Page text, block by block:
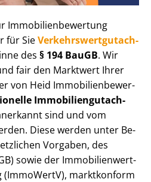
Im­mo­bi­li­en­be­wer­tung
für SieVer­kehrs­wert­gut­ach­
des § 194 BauGB. Wir
fair den Marktwert Ihrer
von Heid Im­mo­bi­li­en­be­wer­
Im­mo­bi­li­en­gut­ach­
sind und vom
Diese werden unter Be­
Vorgaben, des
sowie der Im­mo­bi­li­en­wert­
marktkonform